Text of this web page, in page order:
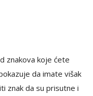
znakova koje ćete
da imate višak
znak da su prisutne i